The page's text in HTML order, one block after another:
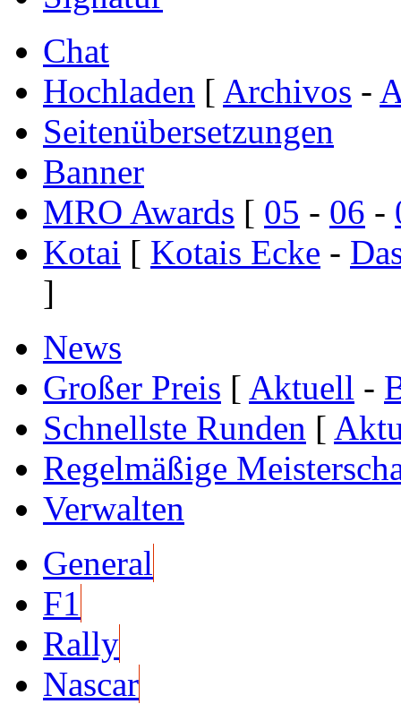
Chat
Hochladen [ Archivos -
Seitenübersetzungen
Banner
MRO Awards [ 05 - 06 -
Kotai [ Kotais Ecke -
]
News
Großer Preis [ Aktuell -
Schnellste Runden [
Regelmäßige
Verwalten
General
F1
Rally
Nascar